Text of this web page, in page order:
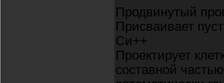
Продвинутый
Присваивает
Си++
Проектирует
составной